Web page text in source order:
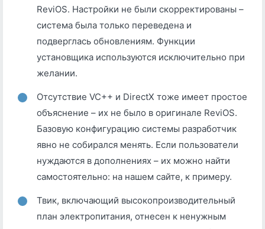
ReviOS. Настройки не были скорректированы –
система была только переведена и
подверглась обновлениям. Функции
установщика используются исключительно при
желании.
Отсутствие VC++ и DirectX тоже имеет простое
объяснение – их не было в оригинале ReviOS.
Базовую конфигурацию системы разработчик
явно не собирался менять. Если пользователи
нуждаются в дополнениях – их можно найти
самостоятельно: на нашем сайте, к примеру.
Твик, включающий высокопроизводительный
план электропитания, отнесен к ненужным